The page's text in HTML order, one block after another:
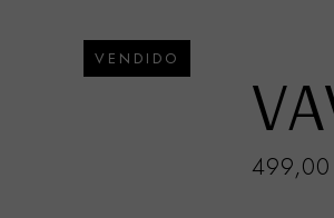
VENDIDO